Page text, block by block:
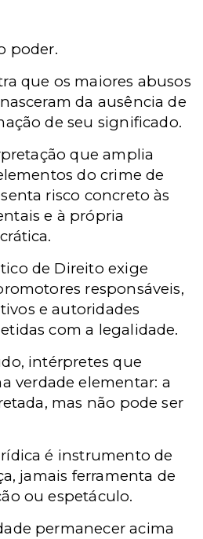
poder.
que os maiores abusos
da ausência de
de seu significado.
que amplia
do crime de
risco concreto às
e à própria
de Direito exige
responsáveis,
e autoridades
com a legalidade.
intérpretes que
verdade elementar: a
mas não pode ser
é instrumento de
jamais ferramenta de
ou espetáculo.
permanecer acima